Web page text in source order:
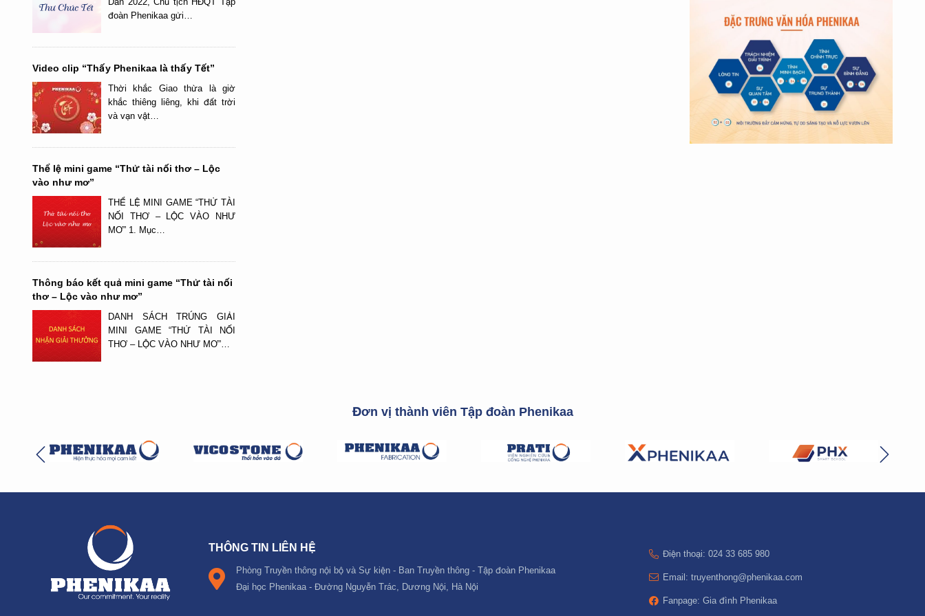
đoàn Phenikaa gửi…
Video clip “Thấy Phenikaa là thấy Tết”
Thời khắc Giao thừa là giờ
khắc thiêng liêng, khi đất trời
và vạn vật…
Thể lệ mini game “Thử tài nối thơ – Lộc
vào như mơ”
THỂ LỆ MINI GAME “THỬ TÀI
NỐI THƠ – LỘC VÀO NHƯ
MƠ” 1. Mục…
Thông báo kết quả mini game “Thử tài nối
thơ – Lộc vào như mơ”
DANH SÁCH TRÚNG GIẢI
MINI GAME “THỬ TÀI NỐI
THƠ – LỘC VÀO NHƯ MƠ”…
Đơn vị thành viên Tập đoàn Phenikaa
THÔNG TIN LIÊN HỆ
Phòng Truyền thông nội bộ và Sự kiện - Ban Truyền thông - Tập đoàn Phenikaa
Đại học Phenikaa - Đường Nguyễn Trác, Dương Nội, Hà Nội
Điện thoại: 024 33 685 980
Email: truyenthong@phenikaa.com
Fanpage: Gia đình Phenikaa